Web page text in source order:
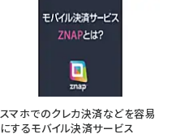
スマホでのクレカ決済などを容易
にするモバイル決済サービス